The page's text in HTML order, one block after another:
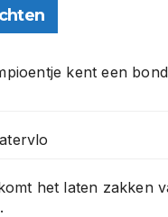
kent een
het laten zakken